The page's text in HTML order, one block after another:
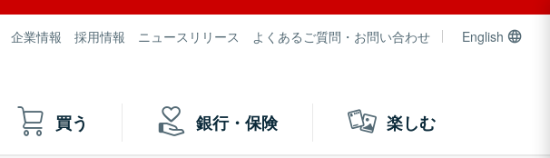
企業情報 採用情報 ニュースリリース よくあるご質問・お問い合わせ English
買う 銀行・保険 楽しむ